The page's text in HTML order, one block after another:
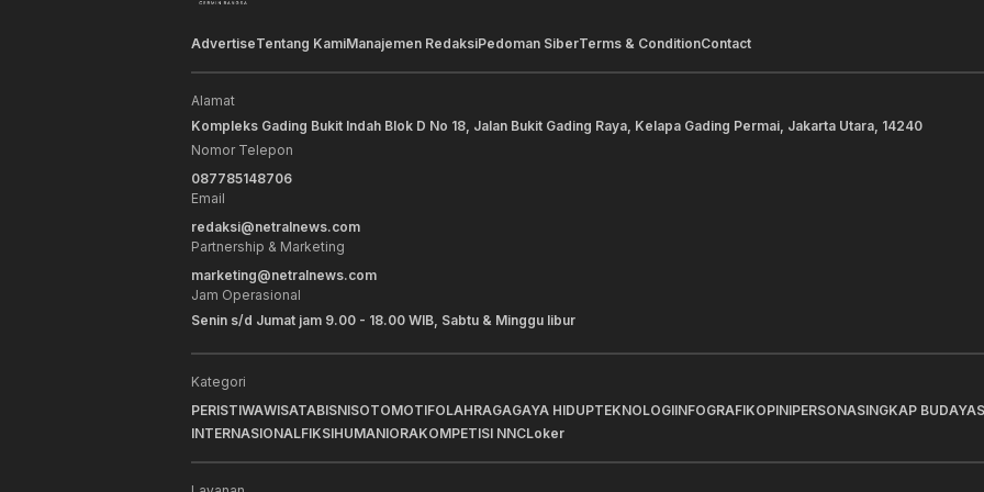
AdvertiseTentang KamiManajemen RedaksiPedoman SiberTerms & ConditionContact
Alamat
Kompleks Gading Bukit Indah Blok D No 18, Jalan Bukit Gading Raya, Kelapa Gading Permai, Jakarta Utara, 14240
Nomor Telepon
087785148706
Email
redaksi@netralnews.com
Partnership & Marketing
marketing@netralnews.com
Jam Operasional
Senin s/d Jumat jam 9.00 - 18.00 WIB, Sabtu & Minggu libur
Kategori
PERISTIWAWISATABISNISOTOMOTIFOLAHRAGAGAYA HIDUPTEKNOLOGIINFOGRAFIKOPINIPERSONASINGKAP BUDAYA
INTERNASIONALFIKSIHUMANIORAKOMPETISI NNCLoker